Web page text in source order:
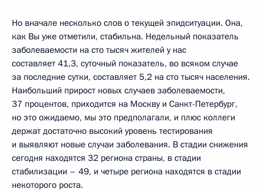
Но вначале несколько слов о текущей эпидситуации. Она,
как Вы уже отметили, стабильна. Недельный показатель
заболеваемости на сто тысяч жителей у нас
составляет 41,3, суточный показатель, во всяком случае
за последние сутки, составляет 5,2 на сто тысяч населения.
Наибольший прирост новых случаев заболеваемости,
37 процентов, приходится на Москву и Санкт-Петербург,
но это ожидаемо, мы это предполагали, и плюс коллеги
держат достаточно высокий уровень тестирования
и выявляют новые случаи заболевания. В стадии снижения
сегодня находятся 32 региона страны, в стадии
стабилизации – 49, и четыре региона находятся в стадии
некоторого роста.